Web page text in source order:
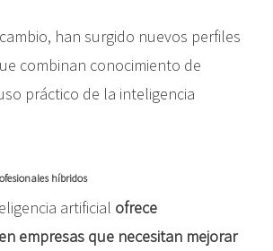
han surgido nuevos perfiles
combinan conocimiento de
práctico de la inteligencia
híbridos
artificial ofrece
empresas que necesitan mejorar